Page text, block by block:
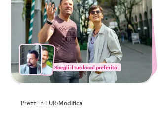
Scegli il tuo local preferito
Prezzi in EUR·Modifica